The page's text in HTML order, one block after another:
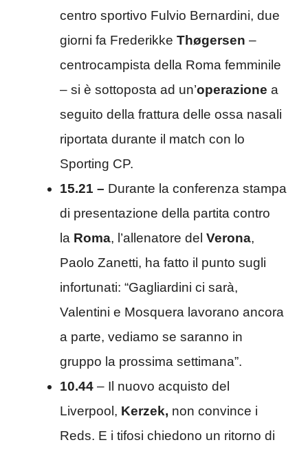
centro sportivo Fulvio Bernardini, due
giorni fa Frederikke Thøgersen –
centrocampista della Roma femminile
– si è sottoposta ad un’operazione a
seguito della frattura delle ossa nasali
riportata durante il match con lo
Sporting CP.
15.21 – Durante la conferenza stampa
di presentazione della partita contro
la Roma, l’allenatore del Verona,
Paolo Zanetti, ha fatto il punto sugli
infortunati: “Gagliardini ci sarà,
Valentini e Mosquera lavorano ancora
a parte, vediamo se saranno in
gruppo la prossima settimana”.
10.44 – Il nuovo acquisto del
Liverpool, Kerzek, non convince i
Reds. E i tifosi chiedono un ritorno di